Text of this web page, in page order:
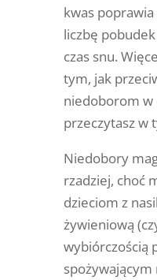
kwas
liczbę pobudek
czas snu.
tym, jak
niedoborom w
przeczytasz w
Niedobory
rzadziej, choć
dzieciom z
żywieniową
wybiórczością